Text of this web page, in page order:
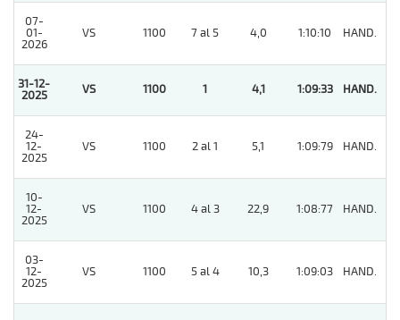
07-
01-
2026
VS 1100 7 al 5 4,0 1:10:10 HAND.
31-12-
2025
VS 1100 1 4,1 1:09:33 HAND.
24-
12-
2025
VS 1100 2 al 1 5,1 1:09:79 HAND.
10-
12-
2025
VS 1100 4 al 3 22,9 1:08:77 HAND.
03-
12-
2025
VS 1100 5 al 4 10,3 1:09:03 HAND.